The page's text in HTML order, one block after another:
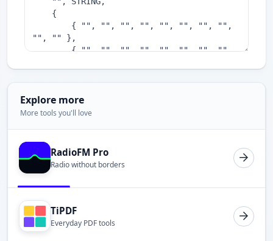
Explore more
More tools you'll love
RadioFM Pro
Radio without borders
TiPDF
Everyday PDF tools